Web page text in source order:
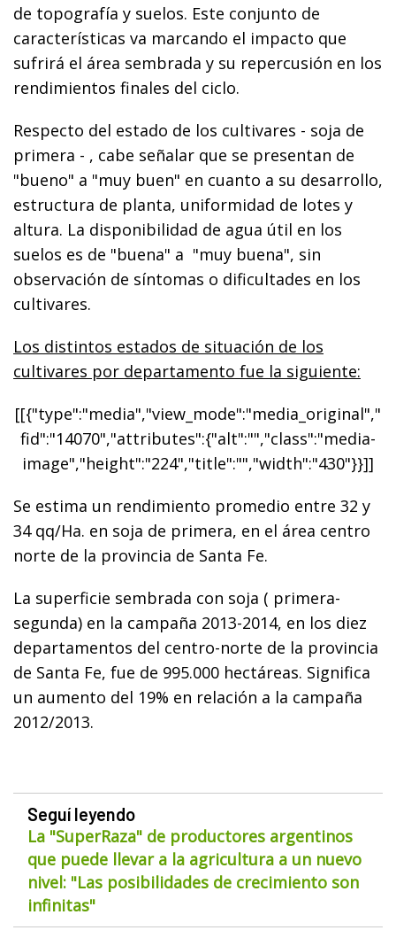
de topografía y suelos. Este conjunto de
características va marcando el impacto que
sufrirá el área sembrada y su repercusión en los
rendimientos finales del ciclo.
Respecto del estado de los cultivares - soja de
primera - , cabe señalar que se presentan de
"bueno" a "muy buen" en cuanto a su desarrollo,
estructura de planta, uniformidad de lotes y
altura. La disponibilidad de agua útil en los
suelos es de "buena" a "muy buena", sin
observación de síntomas o dificultades en los
cultivares.
Los distintos estados de situación de los
cultivares por departamento fue la siguiente:
[[{"type":"media","view_mode":"media_original","
fid":"14070","attributes":{"alt":"","class":"media-
image","height":"224","title":"","width":"430"}}]]
Se estima un rendimiento promedio entre 32 y
34 qq/Ha. en soja de primera, en el área centro
norte de la provincia de Santa Fe.
La superficie sembrada con soja ( primera-
segunda) en la campaña 2013-2014, en los diez
departamentos del centro-norte de la provincia
de Santa Fe, fue de 995.000 hectáreas. Significa
un aumento del 19% en relación a la campaña
2012/2013.
Seguí leyendo
La "SuperRaza" de productores argentinos
que puede llevar a la agricultura a un nuevo
nivel: "Las posibilidades de crecimiento son
infinitas"